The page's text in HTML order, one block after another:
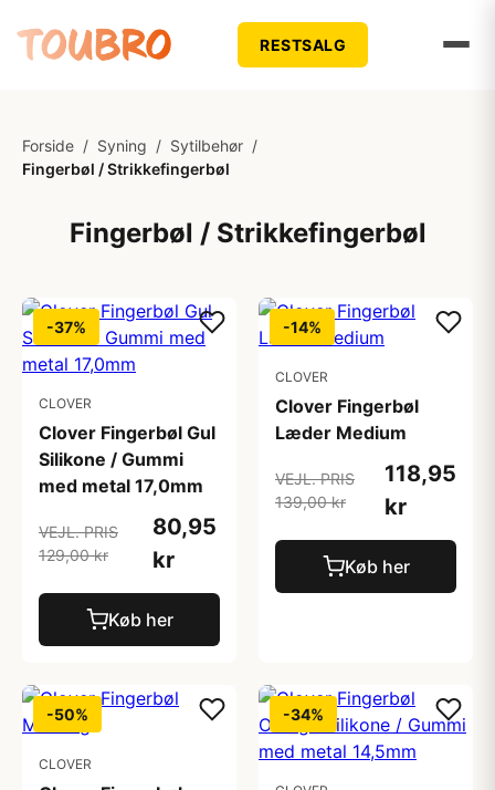
RESTSALG
Forside / Syning / Sytilbehør /
Fingerbøl / Strikkefingerbøl
Fingerbøl / Strikkefingerbøl
-37%
CLOVER
Clover Fingerbøl Gul
Silikone / Gummi
med metal 17,0mm
VEJL. PRIS
129,00 kr
80,95
kr
Køb her
-14%
CLOVER
Clover Fingerbøl
Læder Medium
VEJL. PRIS
139,00 kr
118,95
kr
Køb her
-50%
CLOVER
-34%